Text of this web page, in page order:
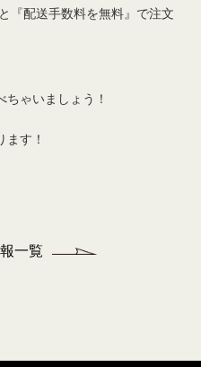
『配送手数料を無料』で注文
ゃいましょう！
す！
一覧